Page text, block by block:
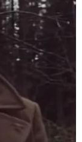
de
tras finalizar
Aquí te